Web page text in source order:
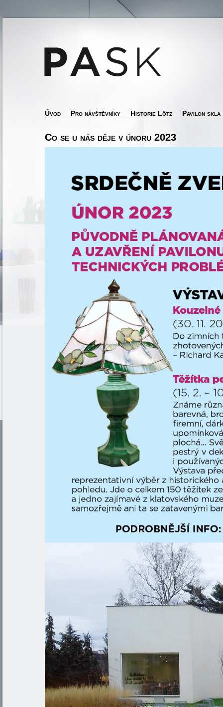
Úvod Pro návštěvníky Historie Lötz Pavilon skla
Co se u nás děje v únoru 2023